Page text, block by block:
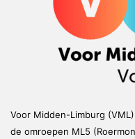
Voor Midden-Limburg
de omroepen ML5